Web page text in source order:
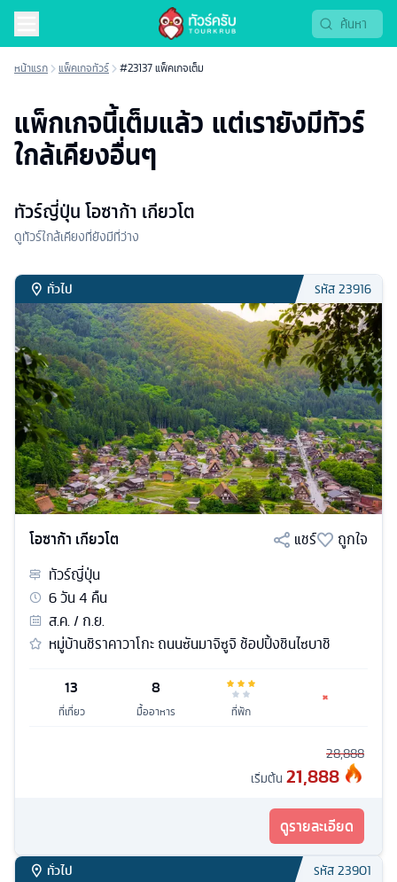
หน้าแรก แพ็คเกจทัวร์ #23137 แพ็คเกจเต็ม
แพ็กเกจนี้เต็มแล้ว แต่เรายังมีทัวร์
ใกล้เคียงอื่นๆ
ทัวร์ญี่ปุ่น โอซาก้า เกียวโต
ดูทัวร์ใกล้เคียงที่ยังมีที่ว่าง
ทั่วไป รหัส23916
โอซาก้า เกียวโต แชร์
ถูกใจ
ทัวร์ญี่ปุ่น
6วัน4 คืน
ส.ค. / ก.ย.
หมู่บ้านชิราคาวาโกะ ถนนซันมาจิซูจิ ช้อปปิ้งชินไซบาชิ
13
ที่เที่ยว
8
มื้ออาหาร ที่พัก
28,888
เริ่มต้น 21,888
ดูรายละเอียด
ทั่วไป รหัส23901